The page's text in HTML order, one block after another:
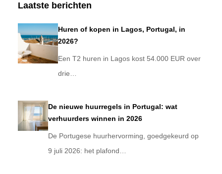
Laatste berichten
Huren of kopen in Lagos, Portugal, in
2026?
Een T2 huren in Lagos kost 54.000 EUR over
drie…
De nieuwe huurregels in Portugal: wat
verhuurders winnen in 2026
De Portugese huurhervorming, goedgekeurd op
9 juli 2026: het plafond…